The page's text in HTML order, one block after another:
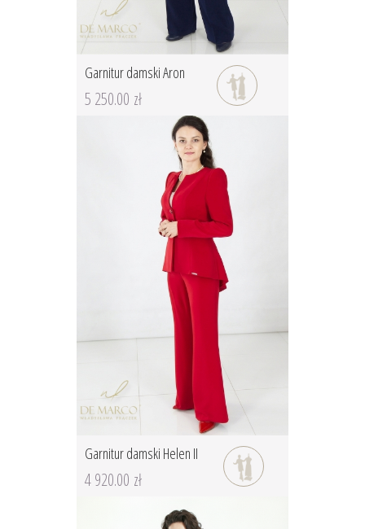
Garnitur damski Aron
5 250.00 zł
Garnitur damski Helen II
4 920.00 zł